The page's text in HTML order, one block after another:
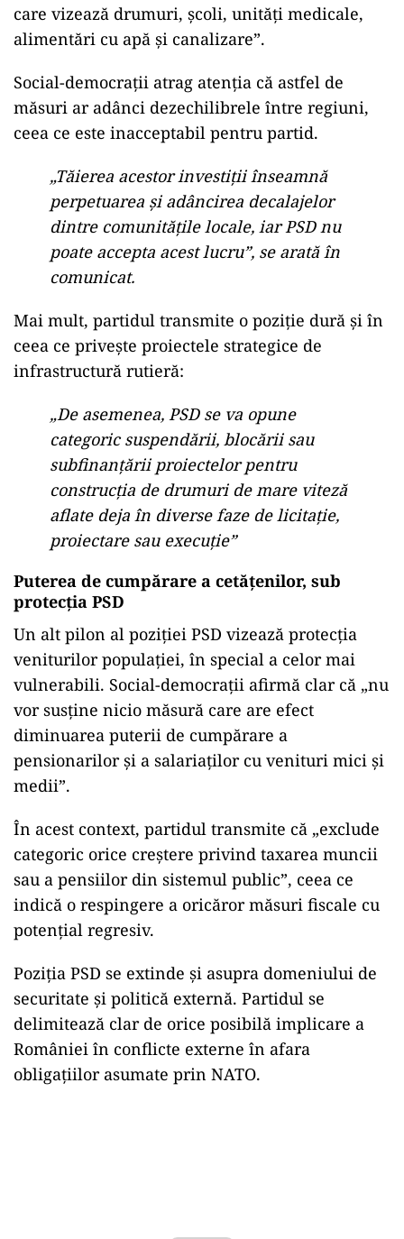
care vizează drumuri, școli, unități medicale,
alimentări cu apă și canalizare”.
Social-democrații atrag atenția că astfel de
măsuri ar adânci dezechilibrele între regiuni,
ceea ce este inacceptabil pentru partid.
„Tăierea acestorinvestițiiînseamnă
perpetuarea și adâncirea decalajelor
dintre comunitățilelocale, iarPSDnu
poate accepta acestlucru”, se aratăîn
comunicat.
Mai mult, partidul transmite o poziție dură și în
ceea ce privește proiectele strategice de
infrastructură rutieră:
„De asemenea, PSD se va opune
categoricsuspendării, blocării sau
subfinanțării proiectelorpentru
construcția de drumuri demare viteză
aflate deja în diversefaze delicitație,
proiectare sau execuție”
Puterea de cumpărare a cetățenilor, sub
protecția PSD
Un alt pilon al poziției PSD vizează protecția
veniturilorpopulației, în special a celormai
vulnerabili. Social-democrații afirmă clar că „nu
vorsusține nicio măsură care are efect
diminuarea puterii de cumpărare a
pensionarilorși a salariaților cu venituri mici și
medii”.
În acest context, partidul transmite că „exclude
categoric orice creștere privind taxarea muncii
sau a pensiilor din sistemul public”, ceea ce
indică o respingere a oricărormăsuri fiscale cu
potențial regresiv.
Poziția PSD se extinde și asupra domeniului de
securitate și politică externă. Partidul se
delimitează clar de orice posibilă implicare a
României în conflicte externe în afara
obligațiilor asumate prin NATO.